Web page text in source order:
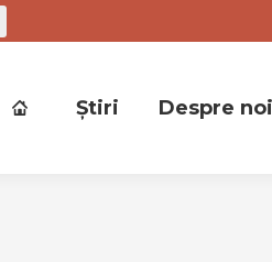
Ştiri Despre noi